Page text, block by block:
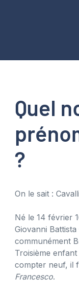
Quel
?
On le sait :
Né le 14 février
Giovanni
communément
Troisième enfant
compter neuf, il
Francesco.